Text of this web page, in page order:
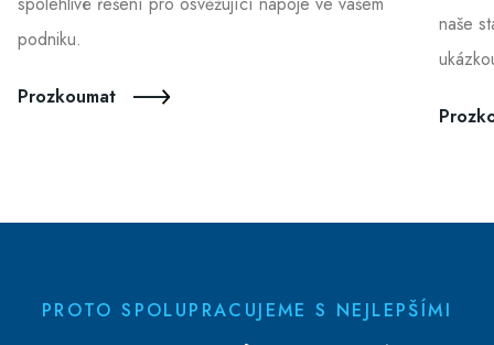
podniku.
Prozkoumat
naše
PROTO SPOLUPRACUJEME S NEJLEPŠÍMI